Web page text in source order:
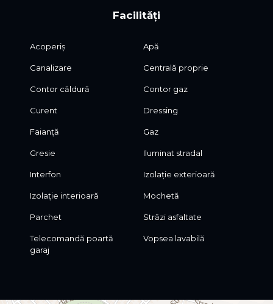
Facilități
Acoperiș Apă
Canalizare Centrală proprie
Contor căldură Contor gaz
Curent Dressing
Faianță Gaz
Gresie Iluminat stradal
Interfon Izolație exterioară
Izolație interioară Mochetă
Parchet Străzi asfaltate
Telecomandă poartă
garaj
Vopsea lavabilă